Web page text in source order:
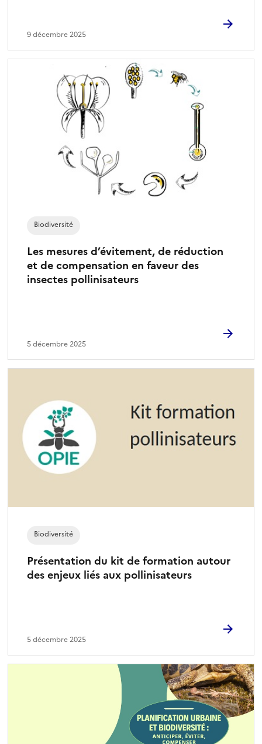
9 décembre 2025
Les mesures d’évitement, de réduction
et de compensation en faveur des
insectes pollinisateurs
Biodiversité
5 décembre 2025
Présentation du kit de formation autour
des enjeux liés aux pollinisateurs
Biodiversité
5 décembre 2025